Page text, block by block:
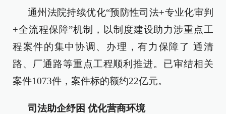
通州法院持续优化“预防性司法+专业化审判
+全流程保障”机制，以制度建设助力涉重点工
程案件的集中协调、办理，有力保障了 通清
路、厂通路等重点工程顺利推进。已审结相关
案件1073件，案件标的额约22亿元。
司法助企纾困 优化营商环境